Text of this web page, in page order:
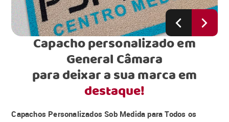
Capacho personalizado em
General Câmara
para deixar a sua marca em
destaque!
Capachos Personalizados Sob Medida para Todos os